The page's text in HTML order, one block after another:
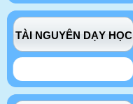
TÀI NGUYÊN DẠY HỌC